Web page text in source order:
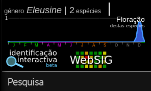
género Eleusine 2 espécies
1
J F M A M J J A S O N D
Floração
destas espécies
Pesquisa